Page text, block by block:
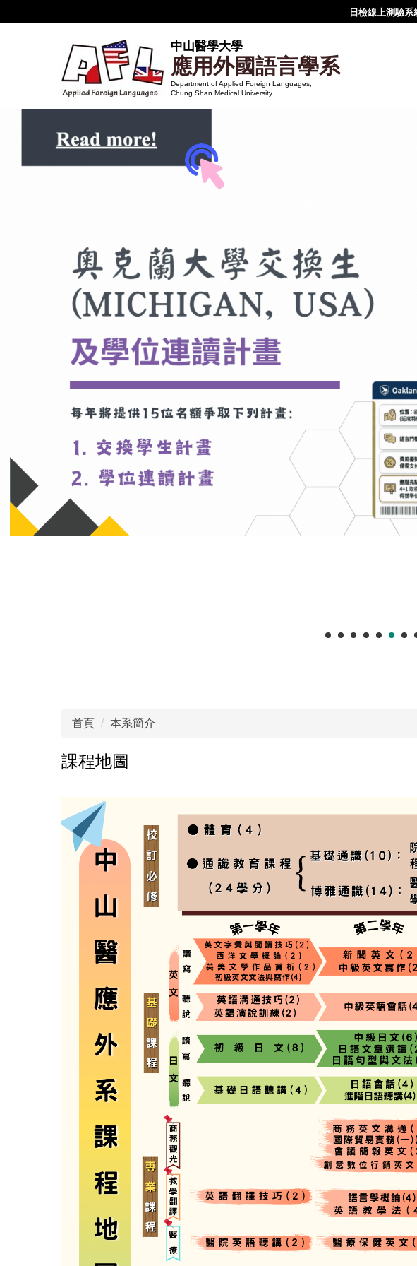
中山醫學大學
應用外國語言學系
Department of Applied Foreign Languages,
Chung Shan Medical University
日檢線上測驗系
首頁 本系簡介
課程地圖